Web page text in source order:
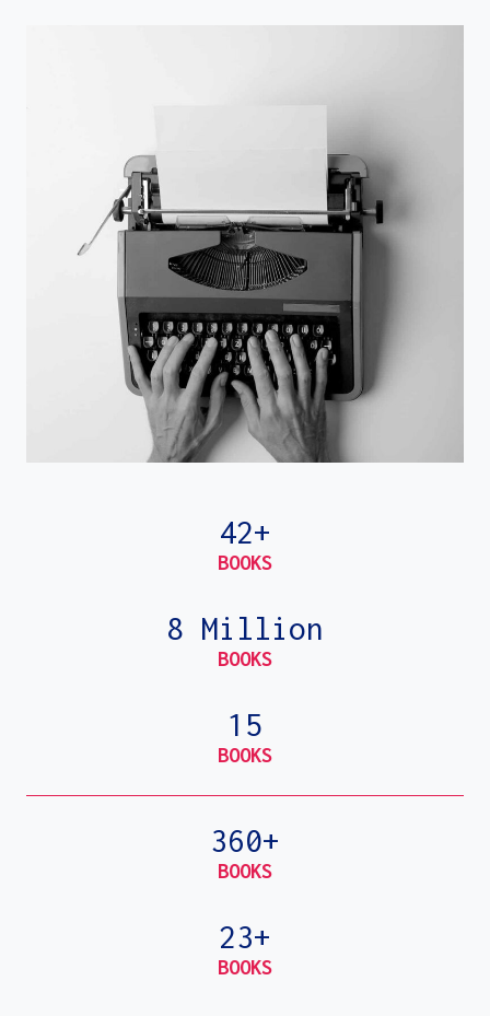
42+
BOOKS
8 Million
BOOKS
15
BOOKS
360+
BOOKS
23+
BOOKS